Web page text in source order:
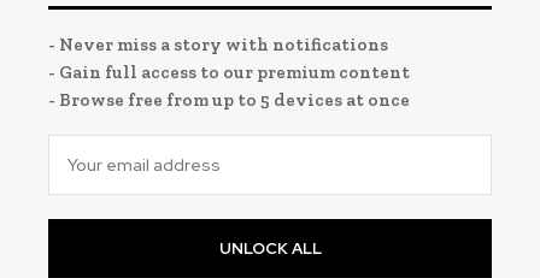
- Never miss a story with notifications
- Gain full access to our premium content
- Browse free from up to 5 devices at once
UNLOCK ALL